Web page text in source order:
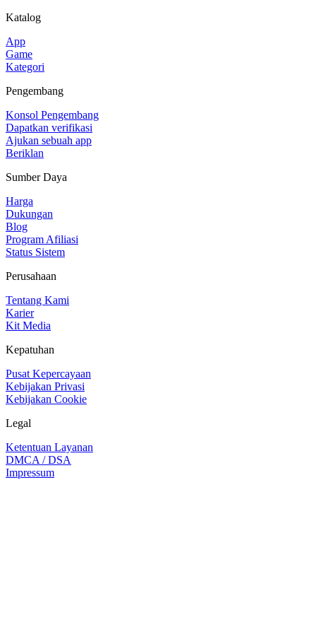
Katalog
App
Game
Kategori
Pengembang
Konsol Pengembang
Dapatkan verifikasi
Ajukan sebuah app
Beriklan
Sumber Daya
Harga
Dukungan
Blog
Program Afiliasi
Status Sistem
Perusahaan
Tentang Kami
Karier
Kit Media
Kepatuhan
Pusat Kepercayaan
Kebijakan Privasi
Kebijakan Cookie
Legal
Ketentuan Layanan
DMCA / DSA
Impressum